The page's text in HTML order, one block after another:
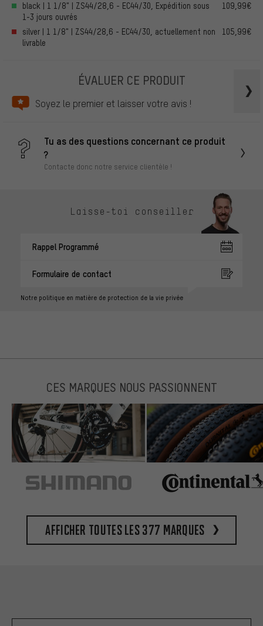
black | 1 1/8" | ZS44/28,6 - EC44/30, Expédition sous
1-3 jours ouvrés
109,99€
silver | 1 1/8" | ZS44/28,6 - EC44/30, actuellement non
livrable
105,99€
ÉVALUER CE PRODUIT
Soyez le premier et laisser votre avis !
Tu as des questions concernant ce produit
?
Contacte donc notre service clientèle !
Laisse-toi conseiller
Rappel Programmé
Formulaire de contact
Notre politique en matière de protection de la vie privée
CES MARQUES NOUS PASSIONNENT
Afficher toutes les 377 marques